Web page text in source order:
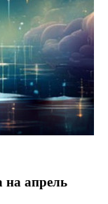
на апрель